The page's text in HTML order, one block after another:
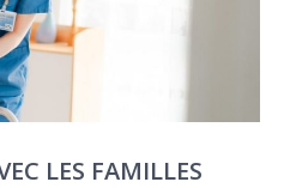
LES FAMILLES